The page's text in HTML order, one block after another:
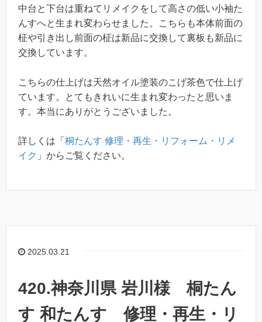
中台と下台は重ねてリメイクをして高さの低い小袖た
んすへと生まれ変わらせました。こちらも本体前面の
柾や引き出し前面の柾は新品に交換して裏板も新品に
交換しています。
こちらの仕上げは天然オイル塗装のこげ茶色で仕上げ
ています。とてもきれいに生まれ変わったと思いま
す。本当にありがとうございました。
詳しくは「 桐たんす 修理・再生・リフォーム・リメ
イク 」からご覧ください。
2025.03.21
420.神奈川県 岩川様 桐たん
す 和たんす 修理・再生・リ